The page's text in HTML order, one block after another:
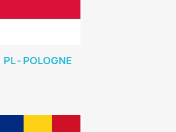
PL - POLOGNE